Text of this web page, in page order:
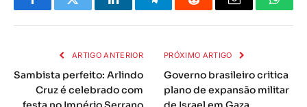
FacebookTwitter LinkedInTelegramaReddit
E-
ARTIGO ANTERIOR
Sambista perfeito: Arlindo
Cruz é celebrado com
PRÓXIMO ARTIGO
Governo brasileiro critica
plano de expansão militar